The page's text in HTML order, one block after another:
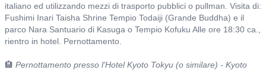
italiano ed utilizzando mezzi di trasporto pubblici o pullman. Visita di:
Fushimi Inari Taisha Shrine Tempio Todaiji (Grande Buddha) e il
parco Nara Santuario di Kasuga o Tempio Kofuku Alle ore 18:30 ca.,
rientro in hotel. Pernottamento.
🏨 Pernottamento presso l'Hotel Kyoto Tokyu (o similare) - Kyoto